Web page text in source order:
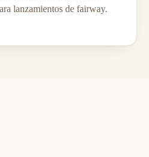
lanzamientos de fairway.